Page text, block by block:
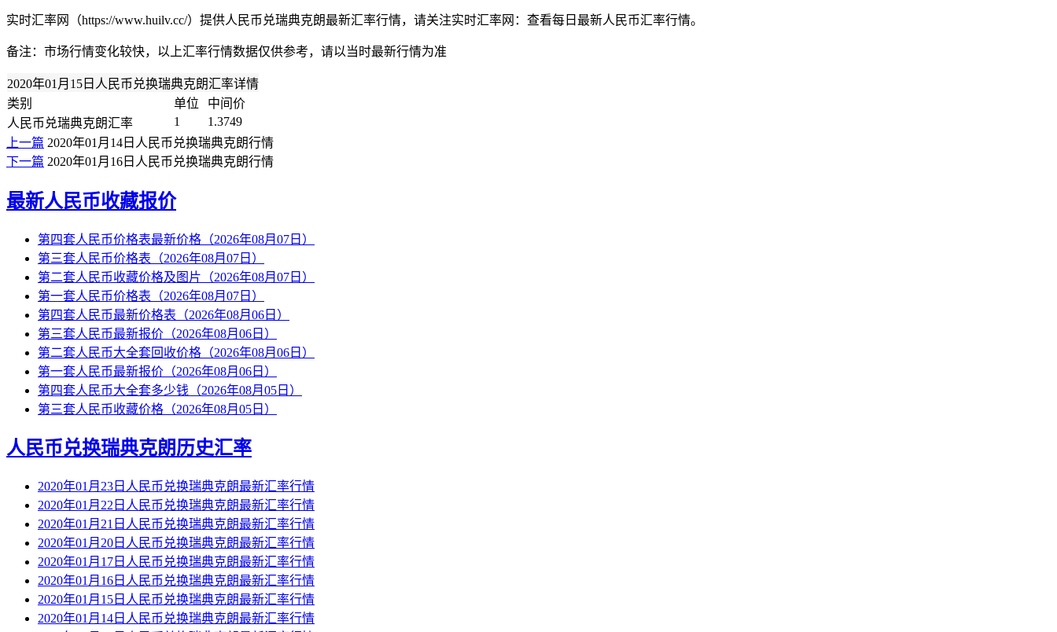
实时汇率网（https://www.huilv.cc/）提供人民币兑瑞典克朗最新汇率行情，请关注实时汇率网：查看每日最新人民币汇率行情。
备注：市场行情变化较快，以上汇率行情数据仅供参考，请以当时最新行情为准
2020年01月15日人民币兑换瑞典克朗汇率详情
类别
单位
中间价
人民币兑瑞典克朗汇率
1
1.3749
上一篇 2020年01月14日人民币兑换瑞典克朗行情
下一篇 2020年01月16日人民币兑换瑞典克朗行情
最新人民币收藏报价
第四套人民币价格表最新价格（2026年08月07日）
第三套人民币价格表（2026年08月07日）
第二套人民币收藏价格及图片（2026年08月07日）
第一套人民币价格表（2026年08月07日）
第四套人民币最新价格表（2026年08月06日）
第三套人民币最新报价（2026年08月06日）
第二套人民币大全套回收价格（2026年08月06日）
第一套人民币最新报价（2026年08月06日）
第四套人民币大全套多少钱（2026年08月05日）
第三套人民币收藏价格（2026年08月05日）
人民币兑换瑞典克朗历史汇率
2020年01月23日人民币兑换瑞典克朗最新汇率行情
2020年01月22日人民币兑换瑞典克朗最新汇率行情
2020年01月21日人民币兑换瑞典克朗最新汇率行情
2020年01月20日人民币兑换瑞典克朗最新汇率行情
2020年01月17日人民币兑换瑞典克朗最新汇率行情
2020年01月16日人民币兑换瑞典克朗最新汇率行情
2020年01月15日人民币兑换瑞典克朗最新汇率行情
2020年01月14日人民币兑换瑞典克朗最新汇率行情